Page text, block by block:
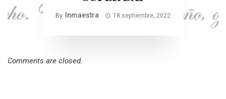
By Inmaestra 18 septiembre, 2022
Comments are closed.